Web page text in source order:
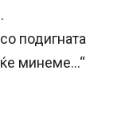
подигната
минеме…“